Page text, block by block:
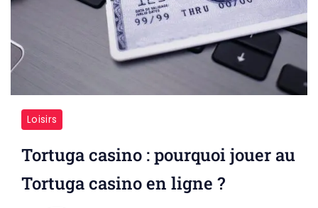
Loisirs
Tortuga casino : pourquoi jouer au
Tortuga casino en ligne ?